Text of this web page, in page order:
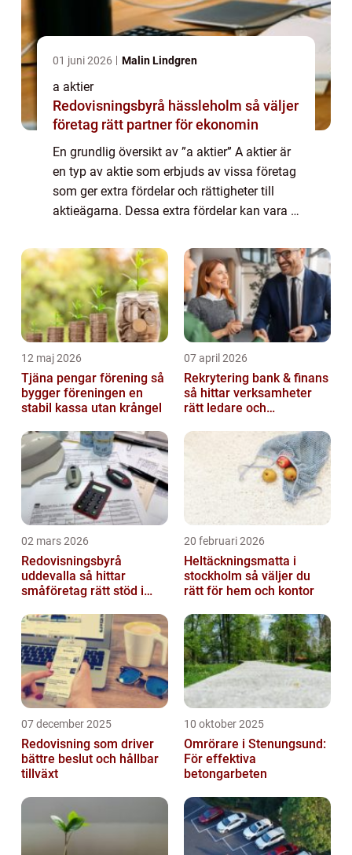
01 juni 2026 Malin Lindgren
a aktier
Redovisningsbyrå hässleholm så väljer
företag rätt partner för ekonomin
En grundlig översikt av ”a aktier” A aktier är
en typ av aktie som erbjuds av vissa företag
som ger extra fördelar och rättigheter till
aktieägarna. Dessa extra fördelar kan vara i
prioriterad ut...
12 maj 2026
Tjäna pengar förening så
bygger föreningen en
stabil kassa utan krångel
07 april 2026
Rekrytering bank & finans
så hittar verksamheter
rätt ledare och
02 mars 2026
Redovisningsbyrå
uddevalla så hittar
småföretag rätt stöd i
20 februari 2026
Heltäckningsmatta i
stockholm så väljer du
rätt för hem och kontor
07 december 2025
Redovisning som driver
bättre beslut och hållbar
tillväxt
10 oktober 2025
Omrörare i Stenungsund:
För effektiva
betongarbeten